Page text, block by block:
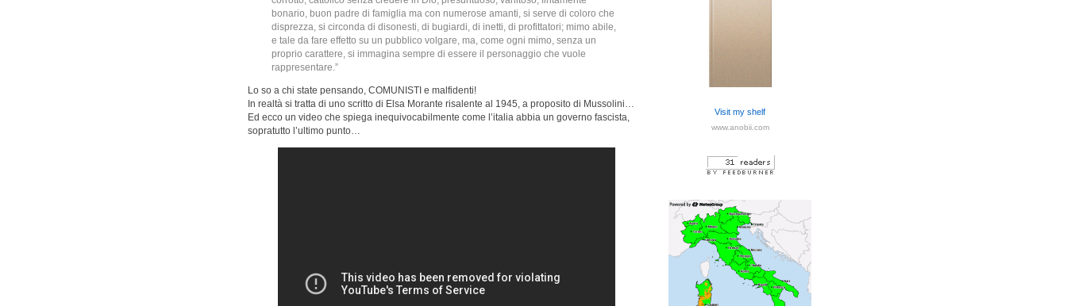
bonario, buon padre di famiglia ma con numerose amanti, si serve di coloro che
disprezza, si circonda di disonesti, di bugiardi, di inetti, di profittatori; mimo abile,
e tale da fare effetto su un pubblico volgare, ma, come ogni mimo, senza un
proprio carattere, si immagina sempre di essere il personaggio che vuole
rappresentare.”
Lo so a chi state pensando, COMUNISTI e malfidenti!
In realtà si tratta di uno scritto di Elsa Morante risalente al 1945, a proposito di Mussolini…
Ed ecco un video che spiega inequivocabilmente come l’italia abbia un governo fascista,
sopratutto l’ultimo punto…
Visit my shelf
www.anobii.com